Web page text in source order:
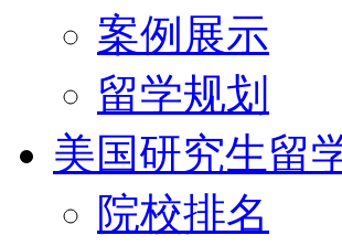
案例展示
留学规划
美国研究生留
院校排名